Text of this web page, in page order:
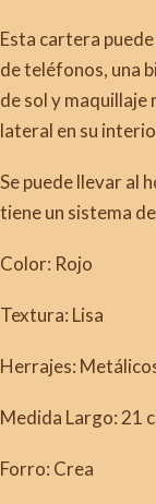
Esta cartera
de teléfonos, una
de sol y maquillaje
lateral en su
Se puede llevar al
tiene un sistema
Color: Rojo
Textura: Lisa
Herrajes:
Medida Largo: 21
Forro: Crea